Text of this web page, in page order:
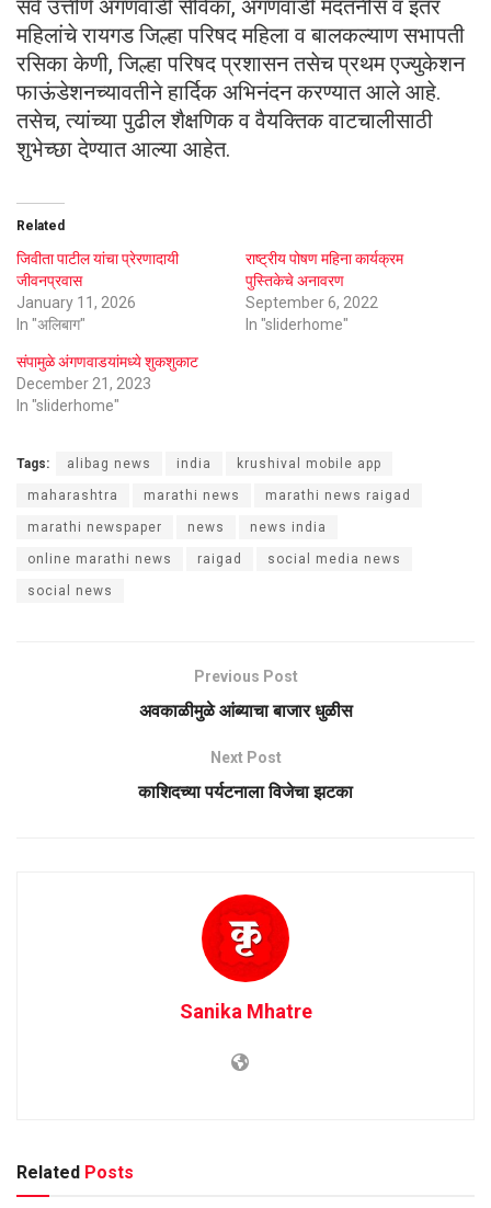
सर्व उत्तीर्ण अंगणवाडी सेविका, अंगणवाडी मदतनीस व इतर
महिलांचे रायगड जिल्हा परिषद महिला व बालकल्याण सभापती
रसिका केणी, जिल्हा परिषद प्रशासन तसेच प्रथम एज्युकेशन
फाऊंडेशनच्यावतीने हार्दिक अभिनंदन करण्यात आले आहे.
तसेच, त्यांच्या पुढील शैक्षणिक व वैयक्तिक वाटचालीसाठी
शुभेच्छा देण्यात आल्या आहेत.
Related
जिवीता पाटील यांचा प्रेरणादायी
जीवनप्रवास
January 11, 2026
In "अलिबाग"
राष्ट्रीय पोषण महिना कार्यक्रम
पुस्तिकेचे अनावरण
September 6, 2022
In "sliderhome"
संपामुळे अंगणवाडयांमध्ये शुकशुकाट
December 21, 2023
In "sliderhome"
Tags: alibag news india krushival mobile app
maharashtra marathi news marathi news raigad
marathi newspaper news news india
online marathi news raigad social media news
social news
Previous Post
अवकाळीमुळे आंब्याचा बाजार धुळीस
Next Post
काशिदच्या पर्यटनाला विजेचा झटका
Sanika Mhatre
Related Posts